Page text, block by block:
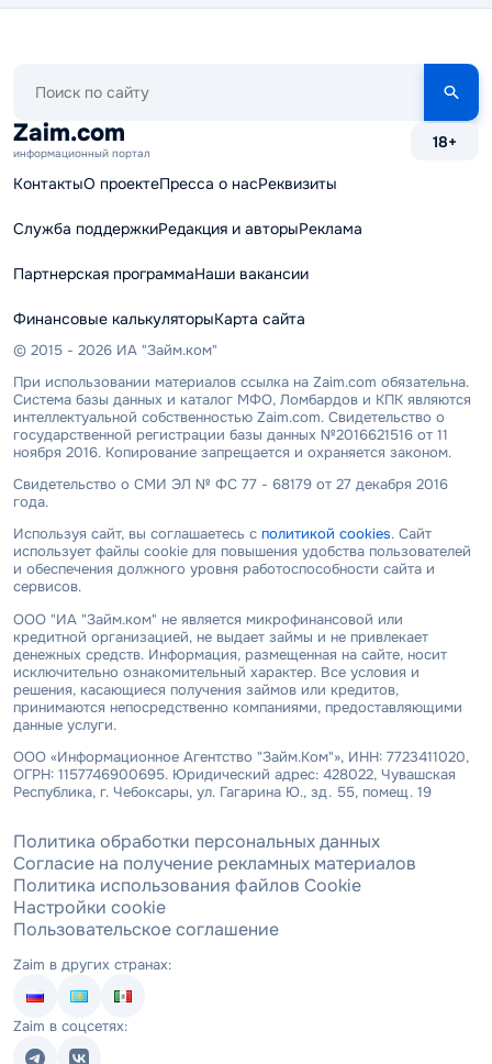
сайту
Zaim.com
информационный портал
18+
КонтактыО проектеПресса о насРеквизиты
Служба поддержкиРедакция и авторыРеклама
Партнерская программаНаши вакансии
Финансовые калькуляторыКарта сайта
© 2015 - 2026 ИА "Займ.ком"
При использовании материалов ссылка на Zaim.com обязательна.
Система базы данных и каталог МФО, Ломбардов и КПК являются
интеллектуальной собственностью Zaim.com. Свидетельство о
государственной регистрации базы данных №2016621516 от 11
ноября 2016. Копирование запрещается и охраняется законом.
Свидетельство о СМИ ЭЛ № ФС 77 - 68179 от 27 декабря 2016
года.
Используя сайт, вы соглашаетесь с политикой cookies. Сайт
использует файлы cookie для повышения удобства пользователей
и обеспечения должного уровня работоспособности сайта и
сервисов.
ООО "ИА "Займ.ком" не является микрофинансовой или
кредитной организацией, не выдает займы и не привлекает
денежных средств. Информация, размещенная на сайте, носит
исключительно ознакомительный характер. Все условия и
решения, касающиеся получения займов или кредитов,
принимаются непосредственно компаниями, предоставляющими
данные услуги.
ООО «Информационное Агентство "Займ.Ком"», ИНН: 7723411020,
ОГРН: 1157746900695. Юридический адрес: 428022, Чувашская
Республика, г. Чебоксары, ул. Гагарина Ю., зд. 55, помещ. 19
Политика обработки персональных данных
Согласие на получение рекламных материалов
Политика использования файлов Cookie
Настройки cookie
Пользовательское соглашение
Zaim в других странах:
Zaim в соцсетях: